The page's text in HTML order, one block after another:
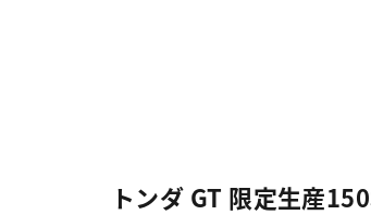
トンダ GT 限定生産